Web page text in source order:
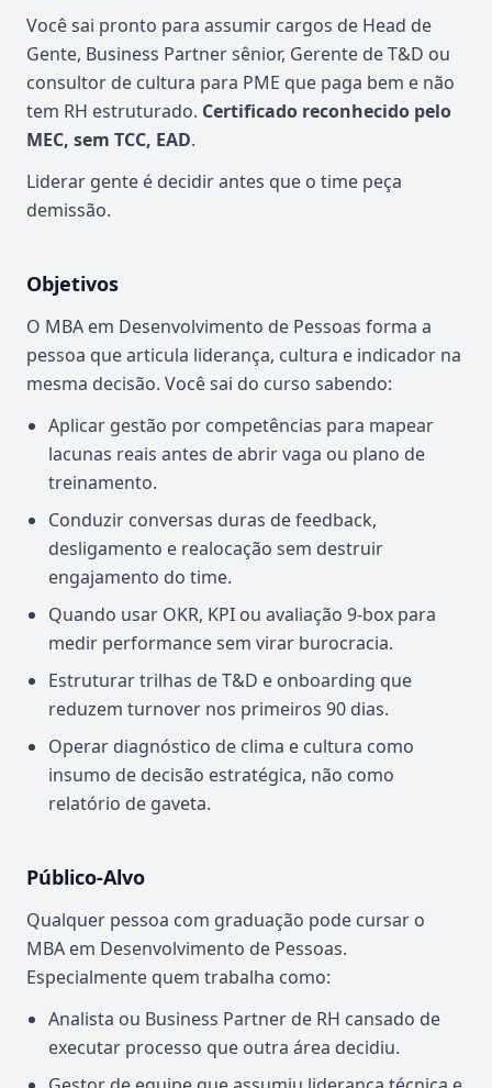
Você sai pronto para assumir cargos de Head de
Gente, Business Partner sênior, Gerente de T&D ou
consultor de cultura para PME que paga bem e não
tem RH estruturado. Certificado reconhecido pelo
MEC, sem TCC, EAD.
Liderar gente é decidir antes que o time peça
demissão.
Objetivos
O MBA em Desenvolvimento de Pessoas forma a
pessoa que articula liderança, cultura e indicador na
mesma decisão. Você sai do curso sabendo:
Aplicar gestão por competências para mapear
lacunas reais antes de abrir vaga ou plano de
treinamento.
Conduzir conversas duras de feedback,
desligamento e realocação sem destruir
engajamento do time.
Quando usar OKR, KPI ou avaliação 9-box para
medir performance sem virar burocracia.
Estruturar trilhas de T&D e onboarding que
reduzem turnover nos primeiros 90 dias.
Operar diagnóstico de clima e cultura como
insumo de decisão estratégica, não como
relatório de gaveta.
Público-Alvo
Qualquer pessoa com graduação pode cursar o
MBA em Desenvolvimento de Pessoas.
Especialmente quem trabalha como:
Analista ou Business Partner de RH cansado de
executar processo que outra área decidiu.